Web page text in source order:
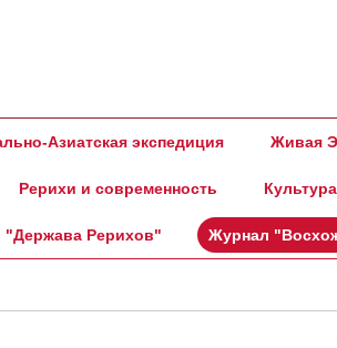
Азиатская экспедиция Живая
Рерихи и современность
"Держава Рерихов" Журнал